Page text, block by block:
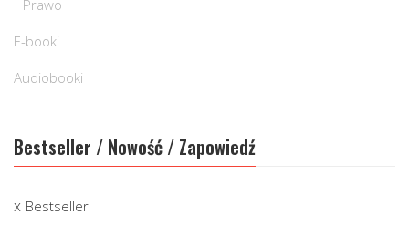
Prawo
E-booki
Audiobooki
Bestseller / Nowość / Zapowiedź
Bestseller